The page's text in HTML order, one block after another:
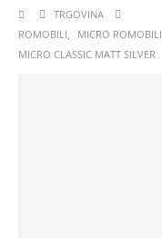
TRGOVINA
ROMOBILI, MICRO ROMOBILI
MICRO CLASSIC MATT SILVER